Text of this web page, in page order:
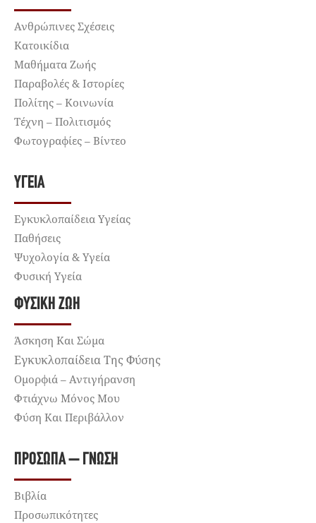
Ανθρώπινες Σχέσεις
Κατοικίδια
Μαθήματα Ζωής
Παραβολές & Ιστορίες
Πολίτης – Κοινωνία
Τέχνη – Πολιτισμός
Φωτογραφίες – Βίντεο
ΥΓΕΊΑ
Εγκυκλοπαίδεια Υγείας
Παθήσεις
Ψυχολογία & Υγεία
Φυσική Υγεία
ΦΥΣΙΚΉ ΖΩΉ
Άσκηση Και Σώμα
Εγκυκλοπαίδεια Της Φύσης
Ομορφιά – Αντιγήρανση
Φτιάχνω Μόνος Μου
Φύση Και Περιβάλλον
ΠΡΌΣΩΠΑ – ΓΝΏΣΗ
Βιβλία
Προσωπικότητες